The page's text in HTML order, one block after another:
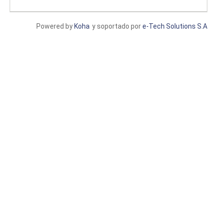
y soportado pore-Tech Solutions S.A
Powered by Koha